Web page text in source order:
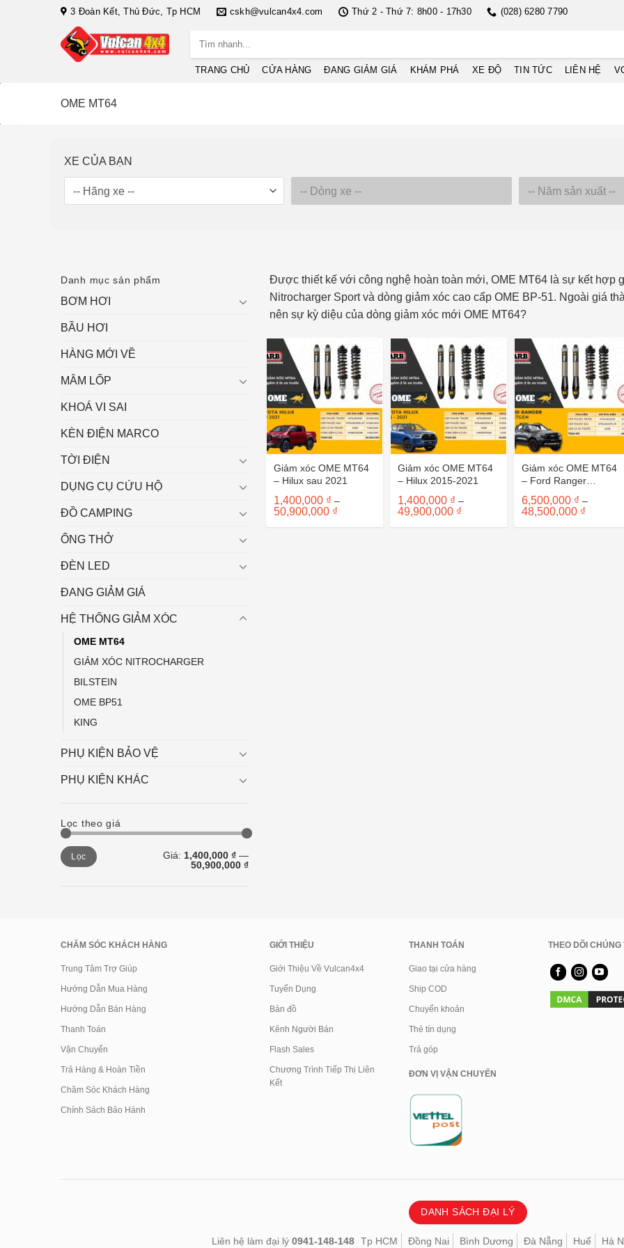
3 Đoàn Kết, Thủ Đức, Tp HCM cskh@vulcan4x4.com Thứ 2 - Thứ 7: 8h00 - 17h30 (028) 6280 7790
Tìm
TRANG CHỦ CỬA HÀNG ĐANG GIẢM GIÁ KHÁM PHÁ XE ĐỘ TIN TỨC LIÊN HỆ
OME MT64
XE CỦA BẠN
Danh mục sản phẩm
BƠM HƠI
BẦU HƠI
HÀNG MỚI VỀ
MÂM LỐP
KHOÁ VI SAI
KÈN ĐIỆN MARCO
TỜI ĐIỆN
DỤNG CỤ CỨU HỘ
ĐỒ CAMPING
ỐNG THỞ
ĐÈN LED
ĐANG GIẢM GIÁ
HỆ THỐNG GIẢM XÓC
OME MT64
GIẢM XÓC NITROCHARGER
BILSTEIN
OME BP51
KING
PHỤ KIỆN BẢO VỆ
PHỤ KIỆN KHÁC
Lọc theo giá
Giá
tối
thiểu
Giá
tối
đa
Lọc Giá: 1,400,000 ₫ —
50,900,000 ₫
Được thiết kế với công nghệ hoàn toàn mới, OME MT64 là sự kết hợp
Nitrocharger Sport và dòng giảm xóc cao cấp OME BP-51. Ngoài giá
nên sự kỳ diệu của dòng giảm xóc mới OME MT64?
Giảm xóc OME MT64
– Hilux sau 2021
1,400,000 ₫ –
50,900,000 ₫
từ
Giảm xóc OME MT64
– Hilux 2015-2021
1,400,000 ₫ –
49,900,000 ₫
từ
Giảm xóc OME MT64
– Ford Ranger
Nextgen
6,500,000 ₫ –
48,500,000 ₫
từ
CHĂM SÓC KHÁCH HÀNG
Trung Tâm Trợ Giúp
Hướng Dẫn Mua Hàng
Hướng Dẫn Bán Hàng
Thanh Toán
Vận Chuyển
Trả Hàng & Hoàn Tiền
Chăm Sóc Khách Hàng
Chính Sách Bảo Hành
GIỚI THIỆU
Giới Thiệu Về Vulcan4x4
Tuyển Dụng
Bản đồ
Kênh Người Bán
Flash Sales
Chương Trình Tiếp Thị Liên
Kết
THANH TOÁN
Giao tại cửa hàng
Ship COD
Chuyển khoản
Thẻ tín dụng
Trả góp
ĐƠN VỊ VẬN CHUYỂN
THEO DÕI CHÚNG
DANH SÁCH ĐẠI LÝ
Liên hệ làm đại lý 0941-148-148 Tp HCM Đồng Nai Bình Dương Đà Nẵng Huế Hà